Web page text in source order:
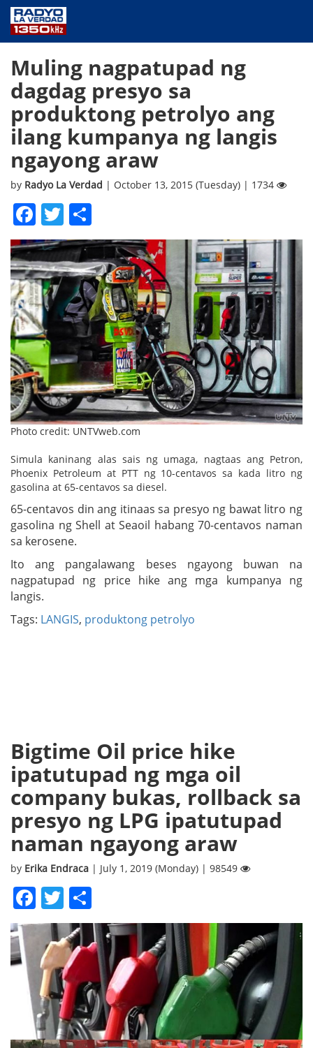
PUBLIC SERVICE
ANNOUNCEMENTS
PROGRAMS
ABOUT
CONTACT US
Muling nagpatupad ng
dagdag presyo sa
produktong petrolyo ang
ilang kumpanya ng langis
ngayong araw
by Radyo La Verdad | October 13, 2015 (Tuesday) | 1734
Facebook
Twitter
Photo credit: UNTVweb.com
Simula kaninang alas sais ng umaga, nagtaas ang Petron,
Phoenix Petroleum at PTT ng 10-centavos sa kada litro ng
gasolina at 65-centavos sa diesel.
65-centavos din ang itinaas sa presyo ng bawat litro ng
gasolina ng Shell at Seaoil habang 70-centavos naman
sa kerosene.
Ito ang pangalawang beses ngayong buwan na
nagpatupad ng price hike ang mga kumpanya ng
langis.
Tags: LANGIS, produktong petrolyo
Bigtime Oil price hike
ipatutupad ng mga oil
company bukas, rollback sa
presyo ng LPG ipatutupad
naman ngayong araw
by Erika Endraca | July 1, 2019 (Monday) | 98549
Facebook
Twitter